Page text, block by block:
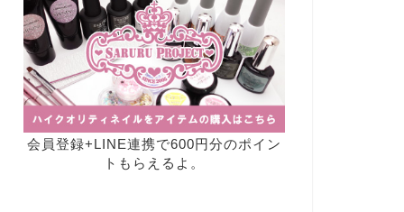
会員登録+LINE連携で600円分のポイン
トもらえるよ。